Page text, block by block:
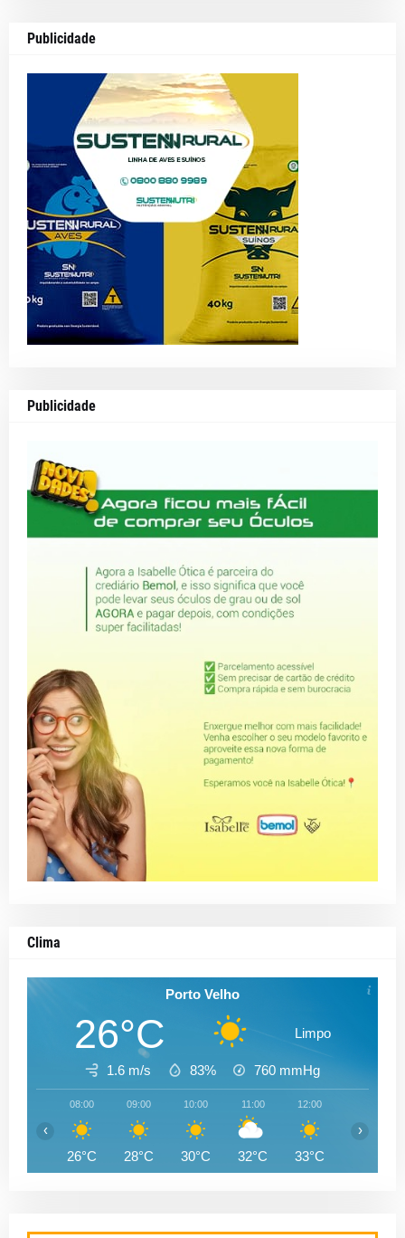
Publicidade
Publicidade
Clima
Porto Velho
26°C Limpo
1.6 m/s 83% 760 mmHg
08:00
26°C
09:00
28°C
10:00
30°C
11:00
32°C
12:00
33°C
‹ ›